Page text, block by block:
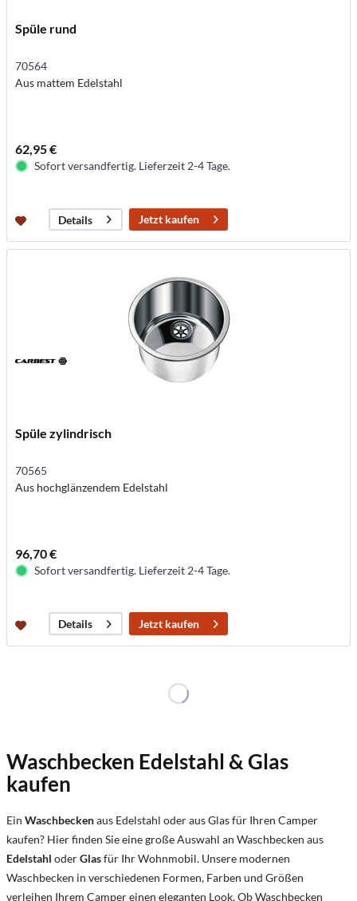
Spüle rund
70564
Aus mattem Edelstahl
62,95 €
Sofort versandfertig. Lieferzeit 2-4 Tage.
Details Jetzt kaufen
Spüle zylindrisch
70565
Aus hochglänzendem Edelstahl
96,70 €
Sofort versandfertig. Lieferzeit 2-4 Tage.
Details Jetzt kaufen
Waschbecken Edelstahl & Glas
kaufen
Ein Waschbeckenaus Edelstahl oder aus Glas für Ihren Camper
kaufen? Hier finden Sie eine große Auswahl an Waschbecken aus
Edelstahl oderGlasfür Ihr Wohnmobil. Unsere modernen
Waschbecken in verschiedenen Formen, Farben und Größen
verleihen Ihrem Camper einen eleganten Look. Ob Waschbecken